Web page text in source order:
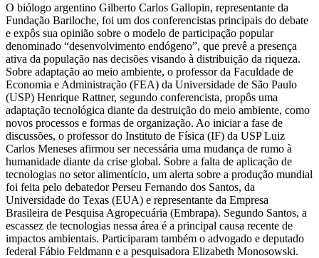
O biólogo argentino Gilberto Carlos Gallopin, representante da
Fundação Bariloche, foi um dos conferencistas principais do debate
e expôs sua opinião sobre o modelo de participação popular
denominado “desenvolvimento endógeno”, que prevê a presença
ativa da população nas decisões visando à distribuição da riqueza.
Sobre adaptação ao meio ambiente, o professor da Faculdade de
Economia e Administração (FEA) da Universidade de São Paulo
(USP) Henrique Rattner, segundo conferencista, propôs uma
adaptação tecnológica diante da destruição do meio ambiente, como
novos processos e formas de organização. Ao iniciar a fase de
discussões, o professor do Instituto de Física (IF) da USP Luiz
Carlos Meneses afirmou ser necessária uma mudança de rumo à
humanidade diante da crise global. Sobre a falta de aplicação de
tecnologias no setor alimentício, um alerta sobre a produção mundial
foi feita pelo debatedor Perseu Fernando dos Santos, da
Universidade do Texas (EUA) e representante da Empresa
Brasileira de Pesquisa Agropecuária (Embrapa). Segundo Santos, a
escassez de tecnologias nessa área é a principal causa recente de
impactos ambientais. Participaram também o advogado e deputado
federal Fábio Feldmann e a pesquisadora Elizabeth Monosowski.